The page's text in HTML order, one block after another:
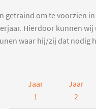
getraind om te voorzien
Hierdoor kunnen
waar hij/zij dat nodig
Jaar
1
Jaar
2